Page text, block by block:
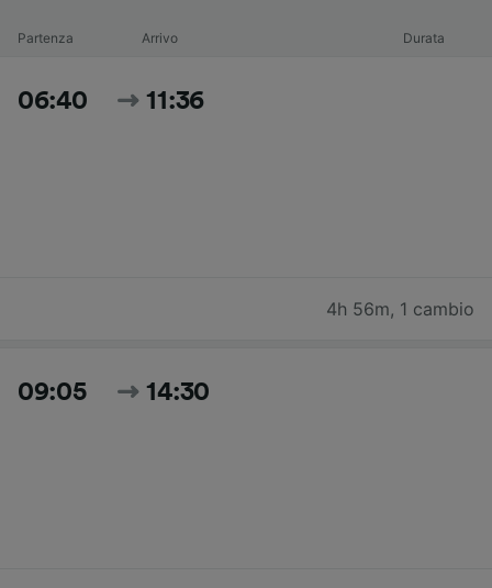
Partenza Arrivo Durata
06:40 11:36
4h 56m, 1 cambio
09:05 14:30